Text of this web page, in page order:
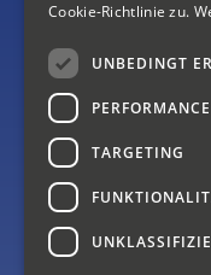
Cookie-Richtlinie zu.
UNBEDINGT
PERFORMANCE
TARGETING